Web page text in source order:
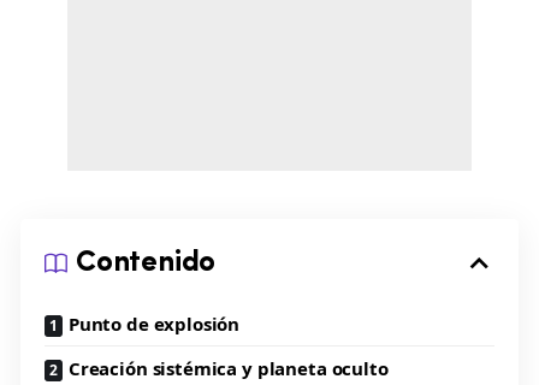
Contenido
Punto de explosión
Creación sistémica y planeta oculto